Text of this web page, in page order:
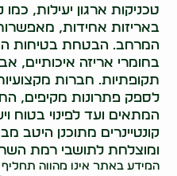
טכניקות ארגון יעילות,
באריזות אחידות,
המרחב. הבטחת בטיחות
בחומרי אריזה איכותיים,
תקופתיות. חברות מקצועיות
לספק פתרונות מקיפים,
המתאים ועד לפינוי בטוח
קונטיינרים מתוכנן היטב
ומוצלחת לתושבי רמת
המידע באתר אינו מהווה תחליף